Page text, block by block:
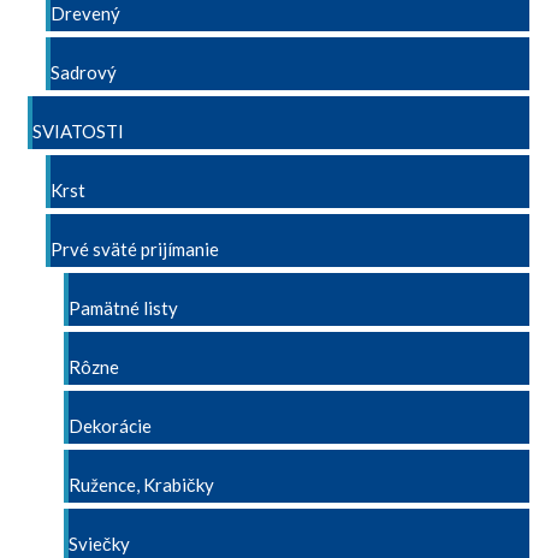
Drevený
Sadrový
SVIATOSTI
Krst
Prvé sväté prijímanie
Pamätné listy
Rôzne
Dekorácie
Ružence, Krabičky
Sviečky